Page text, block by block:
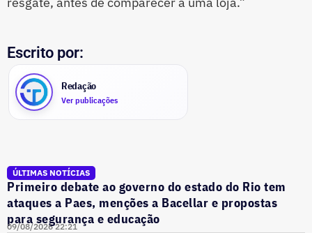
Escrito por:
Redação
Ver publicações
ÚLTIMAS NOTÍCIAS
Primeiro debate ao governo do estado do Rio tem
ataques a Paes, menções a Bacellar e propostas
para segurança e educação
09/08/2026 22:21